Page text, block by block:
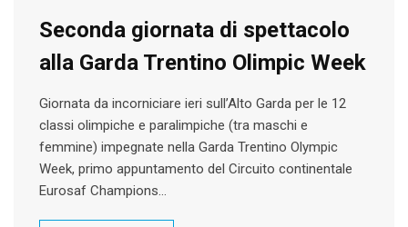
Seconda giornata di spettacolo
alla Garda Trentino Olimpic Week
Giornata da incorniciare ieri sull’Alto Garda per le 12
classi olimpiche e paralimpiche (tra maschi e
femmine) impegnate nella Garda Trentino Olympic
Week, primo appuntamento del Circuito continentale
Eurosaf Champions…